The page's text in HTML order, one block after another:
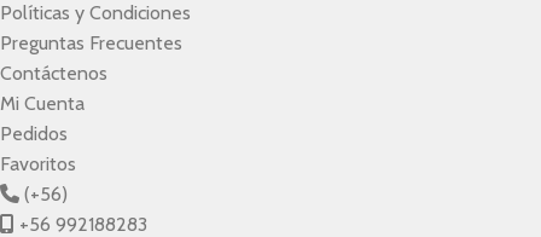
Políticas y Condiciones
Preguntas Frecuentes
Contáctenos
Mi Cuenta
Pedidos
Favoritos
(+56)
+56 992188283